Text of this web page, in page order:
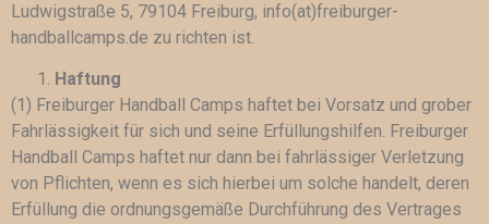
Ludwigstraße 5, 79104 Freiburg, info(at)freiburger-
handballcamps.de zu richten ist.
Haftung
(1) Freiburger Handball Camps haftet bei Vorsatz und grober
Fahrlässigkeit für sich und seine Erfüllungshilfen. Freiburger
Handball Camps haftet nur dann bei fahrlässiger Verletzung
von Pflichten, wenn es sich hierbei um solche handelt, deren
Erfüllung die ordnungsgemäße Durchführung des Vertrages